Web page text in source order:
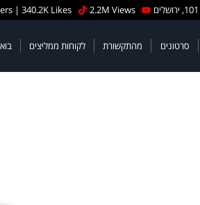
2.2M Views
| 340.2K Likes
סרטונים מהתקשורת לקוחות ממליצים